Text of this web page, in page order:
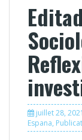
juillet 28, 2021
Espana,